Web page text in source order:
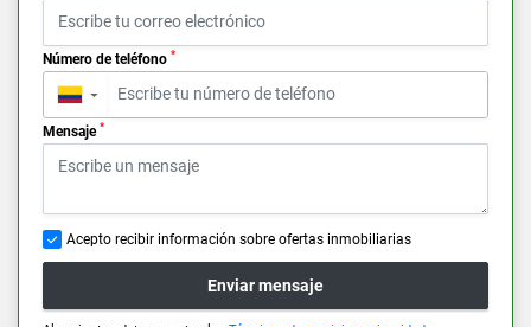
Número de teléfono *
▼
Mensaje *
Acepto recibir información sobre ofertas inmobiliarias
Enviar mensaje